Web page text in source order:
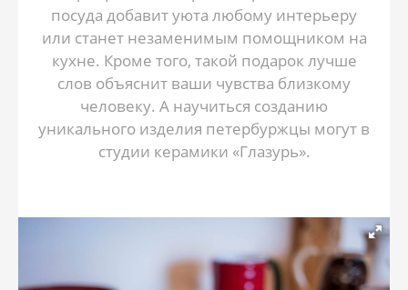
посуда добавит уюта любому интерьеру
или станет незаменимым помощником на
кухне. Кроме того, такой подарок лучше
слов объяснит ваши чувства близкому
человеку. А научиться созданию
уникального изделия петербуржцы могут в
студии керамики «Глазурь».